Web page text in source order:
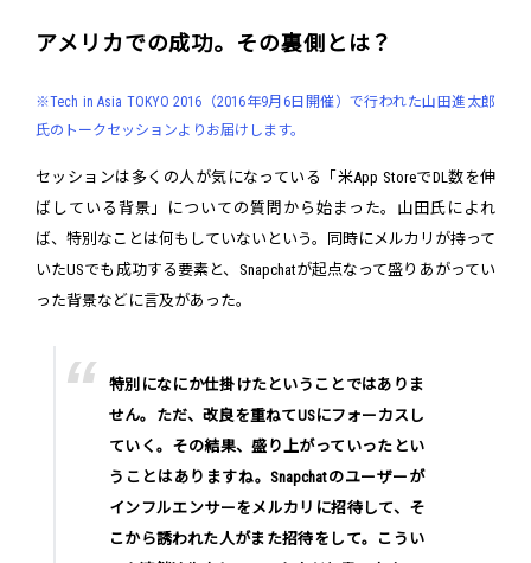
アメリカでの成功。その裏側とは？
※Tech in Asia TOKYO 2016（2016年9月6日開催）で行われた山田進太郎
氏のトークセッションよりお届けします。
セッションは多くの人が気になっている「米App StoreでDL数を伸
ばしている背景」についての質問から始まった。山田氏によれ
ば、特別なことは何もしていないという。同時にメルカリが持って
いたUSでも成功する要素と、Snapchatが起点なって盛りあがってい
った背景などに言及があった。
特別になにか仕掛けたということではありま
せん。ただ、改良を重ねてUSにフォーカスし
ていく。その結果、盛り上がっていったとい
うことはありますね。Snapchatのユーザーが
インフルエンサーをメルカリに招待して、そ
こから誘われた人がまた招待をして。こうい